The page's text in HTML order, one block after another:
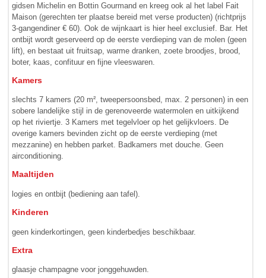
gidsen Michelin en Bottin Gourmand en kreeg ook al het label Fait
Maison (gerechten ter plaatse bereid met verse producten) (richtprijs
3-gangendiner € 60). Ook de wijnkaart is hier heel exclusief. Bar. Het
ontbijt wordt geserveerd op de eerste verdieping van de molen (geen
lift), en bestaat uit fruitsap, warme dranken, zoete broodjes, brood,
boter, kaas, confituur en fijne vleeswaren.
Kamers
slechts 7 kamers (20 m², tweepersoonsbed, max. 2 personen) in een
sobere landelijke stijl in de gerenoveerde watermolen en uit­kijkend
op het riviertje. 3 Kamers met tegelvloer op het gelijk­vloers. De
overige kamers bevinden zicht op de eerste verdieping (met
mezzanine) en hebben parket. Badkamers met douche. Geen
airconditioning.
Maaltijden
logies en ontbijt (bediening aan tafel).
Kinderen
geen kinderkortingen, geen kinderbedjes beschikbaar.
Extra
glaasje champagne voor jonggehuwden.